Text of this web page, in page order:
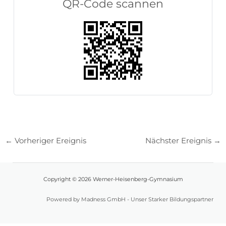
QR-Code scannen
← Vorheriger Ereignis Nächster Ereignis →
Copyright © 2026 Werner-Heisenberg-Gymnasium
Powered by Madness GmbH - Unser Starker Bildungspartner